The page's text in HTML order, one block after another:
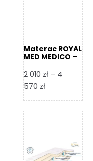
Materac ROYAL
MED MEDICO –
2 010 zł – 4
570 złZakres
od
4